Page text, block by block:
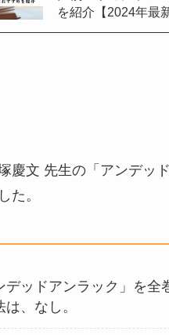
を紹介【2024年最新
慶文 先生の「アンデッ
た。
デッドアンラック」を全
は、なし。